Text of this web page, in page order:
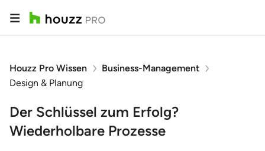
Houzz Pro Wissen
Business-Management
Design & Planung
Der Schlüssel zum Erfolg?
Wiederholbare Prozesse